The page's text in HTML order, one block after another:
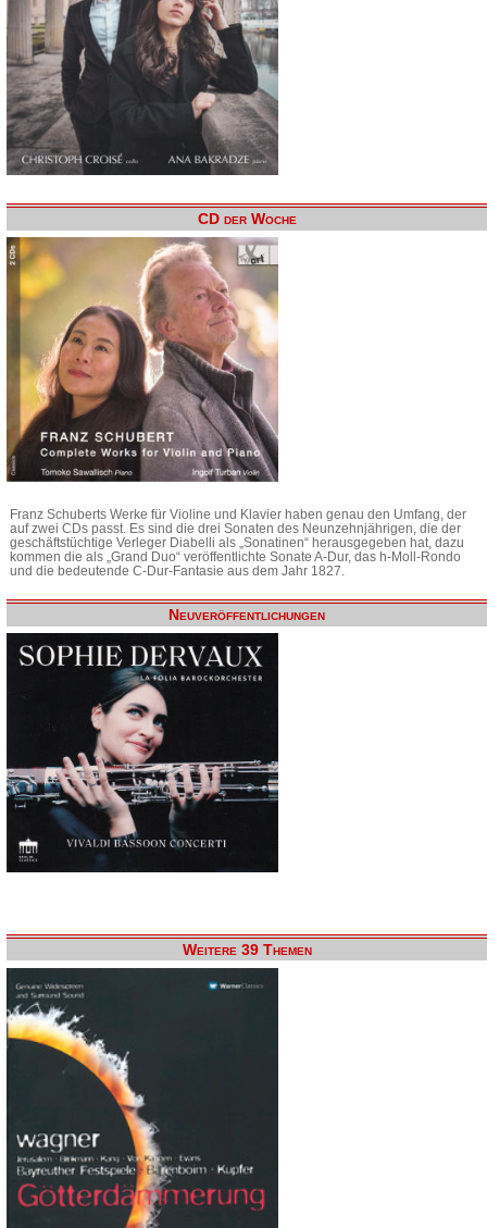
CD der Woche
Franz Schuberts Werke für Violine und Klavier haben genau den Umfang, der
auf zwei CDs passt. Es sind die drei Sonaten des Neunzehnjährigen, die der
geschäftstüchtige Verleger Diabelli als „Sonatinen“ herausgegeben hat, dazu
kommen die als „Grand Duo“ veröffentlichte Sonate A-Dur, das h-Moll-Rondo
und die bedeutende C-Dur-Fantasie aus dem Jahr 1827.
Neuveröffentlichungen
Weitere 39 Themen